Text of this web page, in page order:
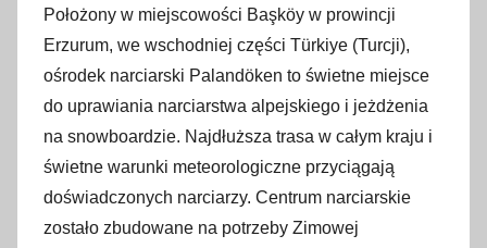
Położony w miejscowości Başköy w prowincji
Erzurum, we wschodniej części Türkiye (Turcji),
ośrodek narciarski Palandöken to świetne miejsce
do uprawiania narciarstwa alpejskiego i jeżdżenia
na snowboardzie. Najdłuższa trasa w całym kraju i
świetne warunki meteorologiczne przyciągają
doświadczonych narciarzy. Centrum narciarskie
zostało zbudowane na potrzeby Zimowej